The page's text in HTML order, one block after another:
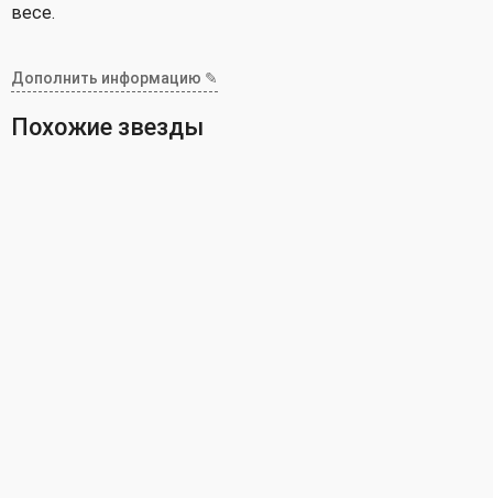
весе.
Дополнить информацию ✎
Похожие звезды